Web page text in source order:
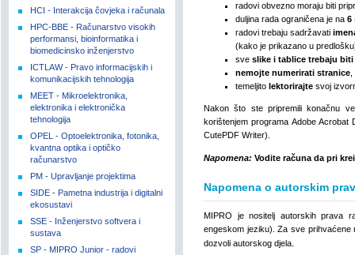
HCI - Interakcija čovjeka i računala
HPC-BBE - Računarstvo visokih
performansi, bioinformatika i
biomedicinsko inženjerstvo
ICTLAW - Pravo informacijskih i
komunikacijskih tehnologija
MEET - Mikroelektronika,
elektronika i elektronička
tehnologija
OPEL - Optoelektronika, fotonika,
kvantna optika i optičko
računarstvo
PM - Upravljanje projektima
SIDE - Pametna industrija i digitalni
ekosustavi
SSE - Inženjerstvo softvera i
sustava
SP - MIPRO Junior - radovi
radovi obvezno moraju biti
duljina rada ograničena je na 6
radovi trebaju sadržavati
(kako je prikazano u
sve slike i tablice trebaju
nemojte numerirati stranice
temeljito lektorirajte svoj
Nakon što ste pripremili konačnu
korištenjem programa Adobe Acrobat
CutePDF Writer).
Napomena: Vodite računa da pri
Napomena o autorskim
MIPRO je nositelj autorskih prava
engeskom jeziku). Za sve prihvaćene
dozvoli autorskog djela.